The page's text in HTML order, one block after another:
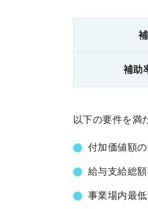
補助
以下の要件を満
付加価値額
給与支給総
事業場内最